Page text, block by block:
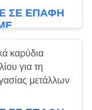
ΣΕ ΕΠΑΦΉ
καρύδια
για τη
μετάλλων